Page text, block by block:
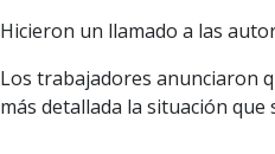
Hicieron un llamado a las
Los trabajadores anunciaron
más detallada la situación que